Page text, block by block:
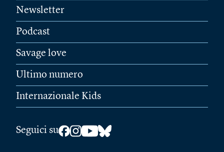
Newsletter
Podcast
Savage love
Ultimo numero
Internazionale Kids
Seguici su